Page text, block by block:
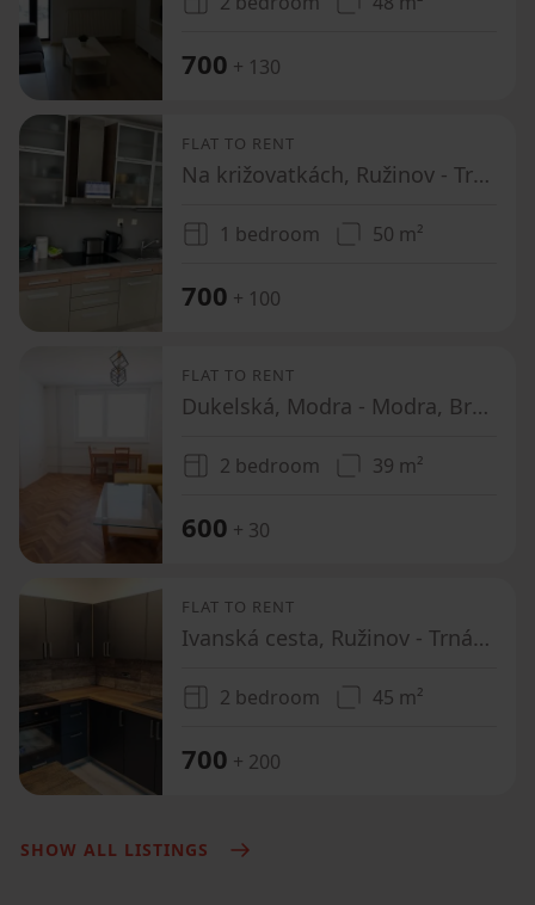
700 + 130
FLAT TO RENT
Na križovatkách, Ružinov - Trnávka, Bratislavský Region
1 bedroom 50 m²
700 + 100
FLAT TO RENT
Dukelská, Modra - Modra, Bratislavský Region
2 bedroom 39 m²
600 + 30
FLAT TO RENT
Ivanská cesta, Ružinov - Trnávka, Bratislavský Region
2 bedroom 45 m²
700 + 200
SHOW ALL LISTINGS